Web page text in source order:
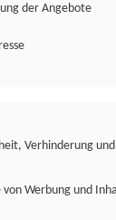
der Angebote
Verhinderung
Werbung und